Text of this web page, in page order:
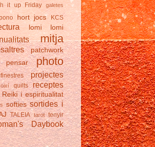
it up Friday galetes
hort jocs
KCS
lomi lomi
mitja
patchwork
pensar
photo
projectes
quilts receptes
Reiki i espiritualitat
softies sortides i
TALEIA tarot tenyir
Daybook